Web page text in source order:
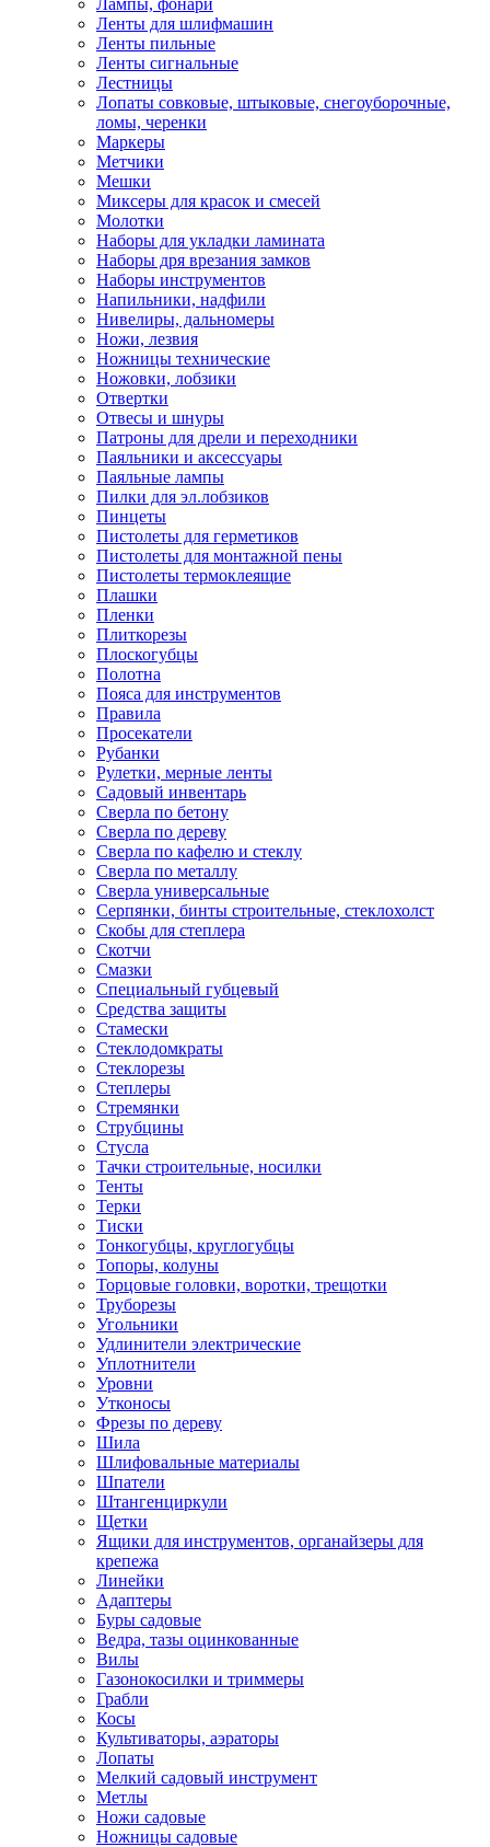
Лампы, фонари
Ленты для шлифмашин
Ленты пильные
Ленты сигнальные
Лестницы
Лопаты совковые, штыковые, снегоуборочные,
ломы, черенки
Маркеры
Метчики
Мешки
Миксеры для красок и смесей
Молотки
Наборы для укладки ламината
Наборы дря врезания замков
Наборы инструментов
Напильники, надфили
Нивелиры, дальномеры
Ножи, лезвия
Ножницы технические
Ножовки, лобзики
Отвертки
Отвесы и шнуры
Патроны для дрели и переходники
Паяльники и аксессуары
Паяльные лампы
Пилки для эл.лобзиков
Пинцеты
Пистолеты для герметиков
Пистолеты для монтажной пены
Пистолеты термоклеящие
Плашки
Пленки
Плиткорезы
Плоскогубцы
Полотна
Пояса для инструментов
Правила
Просекатели
Рубанки
Рулетки, мерные ленты
Садовый инвентарь
Сверла по бетону
Сверла по дереву
Сверла по кафелю и стеклу
Сверла по металлу
Сверла универсальные
Серпянки, бинты строительные, стеклохолст
Скобы для степлера
Скотчи
Смазки
Специальный губцевый
Средства защиты
Стамески
Стеклодомкраты
Стеклорезы
Степлеры
Стремянки
Струбцины
Стусла
Тачки строительные, носилки
Тенты
Терки
Тиски
Тонкогубцы, круглогубцы
Топоры, колуны
Торцовые головки, воротки, трещотки
Труборезы
Угольники
Удлинители электрические
Уплотнители
Уровни
Утконосы
Фрезы по дереву
Шила
Шлифовальные материалы
Шпатели
Штангенциркули
Щетки
Ящики для инструментов, органайзеры для
крепежа
Линейки
Адаптеры
Буры садовые
Ведра, тазы оцинкованные
Вилы
Газонокосилки и триммеры
Грабли
Косы
Культиваторы, аэраторы
Лопаты
Мелкий садовый инструмент
Метлы
Ножи садовые
Ножницы садовые